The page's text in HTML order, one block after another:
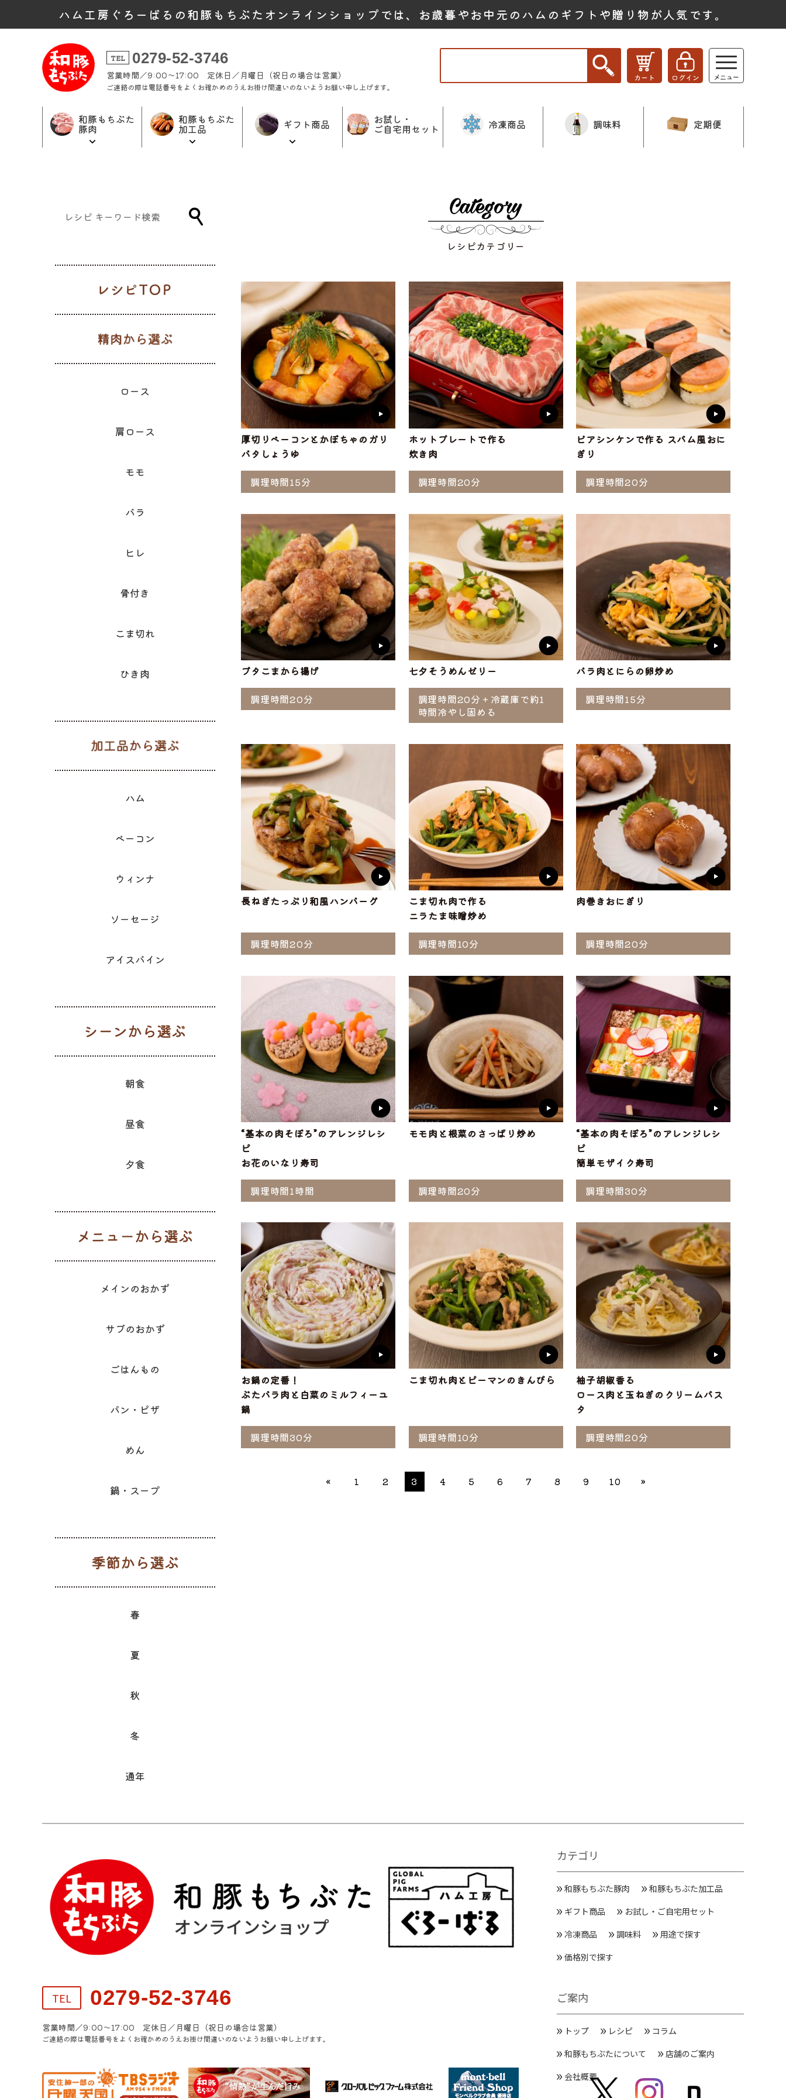
ハム工房ぐろーばるの和豚もちぶたオンラインショップでは、お歳暮やお中元のハムのギフトや贈り物が人気です。
TEL 0279-52-3746
営業時間／9:00～17:00 定休日／月曜日（祝日の場合は営業）
ご連絡の際は電話番号をよくお確かめのうえお掛け間違いのないようお願い申し上げます。
和豚もちぶた
豚肉
ロース 肩ロース モモ バラ ヒレ こま切れ
・ひき肉
味付け肉
・ホルモン
和豚もちぶた
加工品
ベーコン ウィンナ ソーセージ アイスバイン 惣菜・レトルト
ギフト商品
ギフト一覧 精肉のギフト 精肉と加工品
のギフト
加工品の
ギフト
お試し・
ご自宅用セット 冷凍商品 調味料 定期便
レシピカテゴリー
厚切りベーコンとかぼちゃのガリ
バタしょうゆ
調理時間15分
ホットプレートで作る
炊き肉
調理時間20分
ビアシンケンで作る スパム風おに
ぎり
調理時間20分
ブタこまから揚げ
調理時間20分
七夕そうめんゼリー
調理時間20分＋冷蔵庫で約1
時間冷やし固める
バラ肉とにらの卵炒め
調理時間15分
長ねぎたっぷり和風ハンバーグ
調理時間20分
こま切れ肉で作る
ニラたま味噌炒め
調理時間10分
肉巻きおにぎり
調理時間20分
“基本の肉そぼろ”のアレンジレシ
ピ
お花のいなり寿司
調理時間1時間
モモ肉と根菜のさっぱり炒め
調理時間20分
“基本の肉そぼろ”のアレンジレシ
ピ
簡単モザイク寿司
調理時間30分
お鍋の定番！
ぶたバラ肉と白菜のミルフィーユ
鍋
調理時間30分
こま切れ肉とピーマンのきんぴら
調理時間10分
柚子胡椒香る
ロース肉と玉ねぎのクリームパス
タ
調理時間20分
« 1 2 3 4 5 6 7 8 9 10 »
生肉から選ぶ
ロース
肩ロース
モモ
バラ
ヒレ
骨付き
こま切れ
ひき肉
ハム
ベーコン
ウィンナ
ソーセージ
アイスバイン
シーンから選ぶ
朝食
昼食
夕食
メインのおかず
サブのおかず
ごはんもの
パン・ピザ
めん
鍋・スープ
春
夏
秋
冬
通年
TEL 0279-52-3746
営業時間／9:00～17:00 定休日／月曜日（祝日の場合は営業）
ご連絡の際は電話番号をよくお確かめのうえお掛け間違いのないようお願い申し上げます。
カテゴリ
和豚もちぶた豚肉
和豚もちぶた加工品
ギフト商品
お試し・ご自宅用セット
冷凍商品
調味料
用途で探す
価格別で探す
ご案内
トップ レシピ
コラム
和豚もちぶたについて
店舗のご案内
会社概要